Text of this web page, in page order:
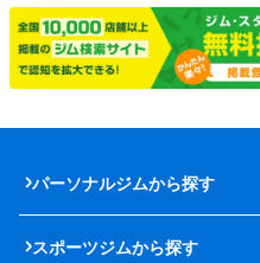
パーソナルジムから探す
スポーツジムから探す